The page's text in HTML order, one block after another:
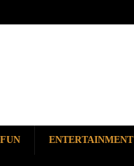
FUN ENTERTAINMENT